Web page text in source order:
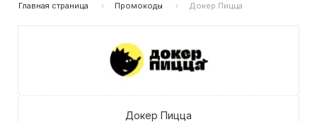
Главная страница Промокоды Докер Пицца
Докер Пицца